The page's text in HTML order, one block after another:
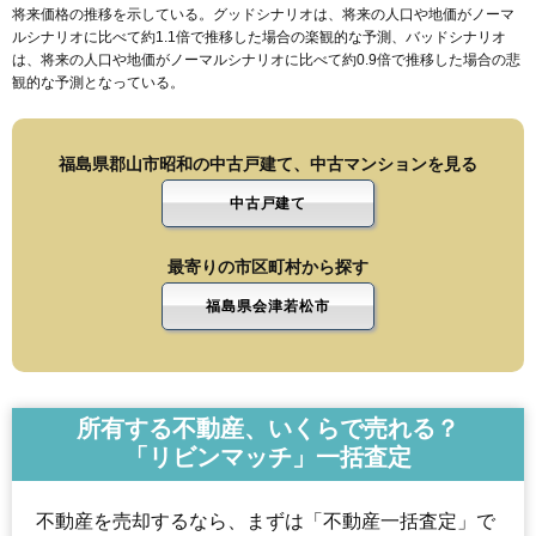
将来価格の推移を示している。グッドシナリオは、将来の人口や地価がノーマ
ルシナリオに比べて約1.1倍で推移した場合の楽観的な予測、バッドシナリオ
は、将来の人口や地価がノーマルシナリオに比べて約0.9倍で推移した場合の悲
観的な予測となっている。
福島県郡山市昭和の中古戸建て、中古マンションを見る
中古戸建て
最寄りの市区町村から探す
福島県会津若松市
所有する不動産、いくらで売れる？
「リビンマッチ」一括査定
不動産を売却するなら、まずは「不動産一括査定」で